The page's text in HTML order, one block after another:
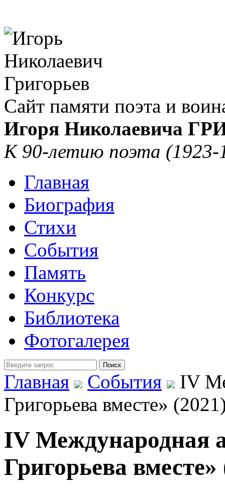
Сайт памяти поэта и
Игоря Николаевича
К 90-летию поэта (1923-
Главная
Биография
Стихи
События
Память
Конкурс
Библиотека
Фотогалерея
Главная
События
IV
Григорьева вместе»
IV Международная
Григорьева вместе»